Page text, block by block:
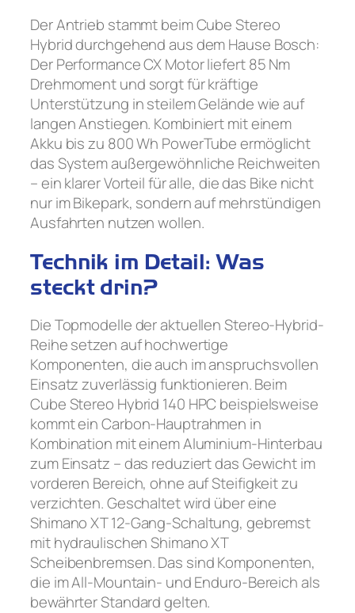
Der Antrieb stammt beim Cube Stereo
Hybrid durchgehend aus dem Hause Bosch:
Der Performance CX Motor liefert 85 Nm
Drehmoment und sorgt für kräftige
Unterstützung in steilem Gelände wie auf
langen Anstiegen. Kombiniert mit einem
Akku bis zu 800 Wh PowerTube ermöglicht
das System außergewöhnliche Reichweiten
– ein klarer Vorteil für alle, die das Bike nicht
nur im Bikepark, sondern auf mehrstündigen
Ausfahrten nutzen wollen.
Technik im Detail: Was
steckt drin?
Die Topmodelle der aktuellen Stereo-Hybrid-
Reihe setzen auf hochwertige
Komponenten, die auch im anspruchsvollen
Einsatz zuverlässig funktionieren. Beim
Cube Stereo Hybrid 140 HPC beispielsweise
kommt ein Carbon-Hauptrahmen in
Kombination mit einem Aluminium-Hinterbau
zum Einsatz – das reduziert das Gewicht im
vorderen Bereich, ohne auf Steifigkeit zu
verzichten. Geschaltet wird über eine
Shimano XT 12-Gang-Schaltung, gebremst
mit hydraulischen Shimano XT
Scheibenbremsen. Das sind Komponenten,
die im All-Mountain- und Enduro-Bereich als
bewährter Standard gelten.